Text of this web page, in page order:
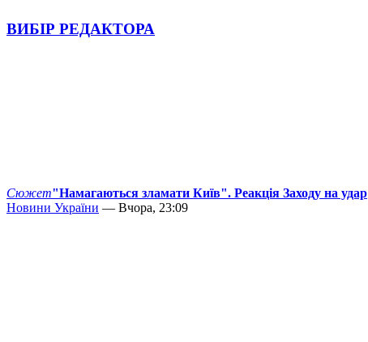
ВИБІР РЕДАКТОРА
Сюжет"Намагаються зламати Київ". Реакція Заходу на удар
Новини України — Вчора, 23:09